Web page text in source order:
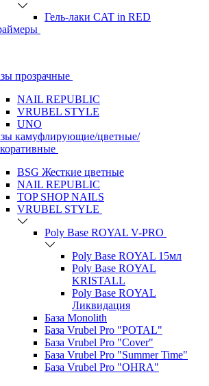
Гель-лаки CAT in RED
прозрачные
NAIL REPUBLIC
VRUBEL STYLE
UNO
камуфлирующие/цветные/
BSG Жесткие цветные
NAIL REPUBLIC
TOP SHOP NAILS
VRUBEL STYLE
Poly Base ROYAL V-PRO
Poly Base ROYAL 15мл
Poly Base ROYAL
KRISTALL
Poly Base ROYAL
Ликвидация
База Monolith
База Vrubel Pro "POTAL"
База Vrubel Pro "Сover"
База Vrubel Pro "Summer Time"
База Vrubel Pro "OHRA"